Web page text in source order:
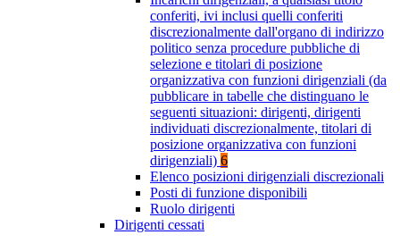
conferiti, ivi inclusi quelli conferiti
discrezionalmente dall'organo di indirizzo
politico senza procedure pubbliche di
selezione e titolari di posizione
organizzativa con funzioni dirigenziali (da
pubblicare in tabelle che distinguano le
seguenti situazioni: dirigenti, dirigenti
individuati discrezionalmente, titolari di
posizione organizzativa con funzioni
dirigenziali) 6
Elenco posizioni dirigenziali discrezionali
Posti di funzione disponibili
Ruolo dirigenti
Dirigenti cessati